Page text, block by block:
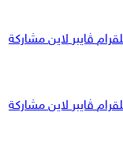
ڤايبر لاين مشاركة
ڤايبر لاين مشاركة